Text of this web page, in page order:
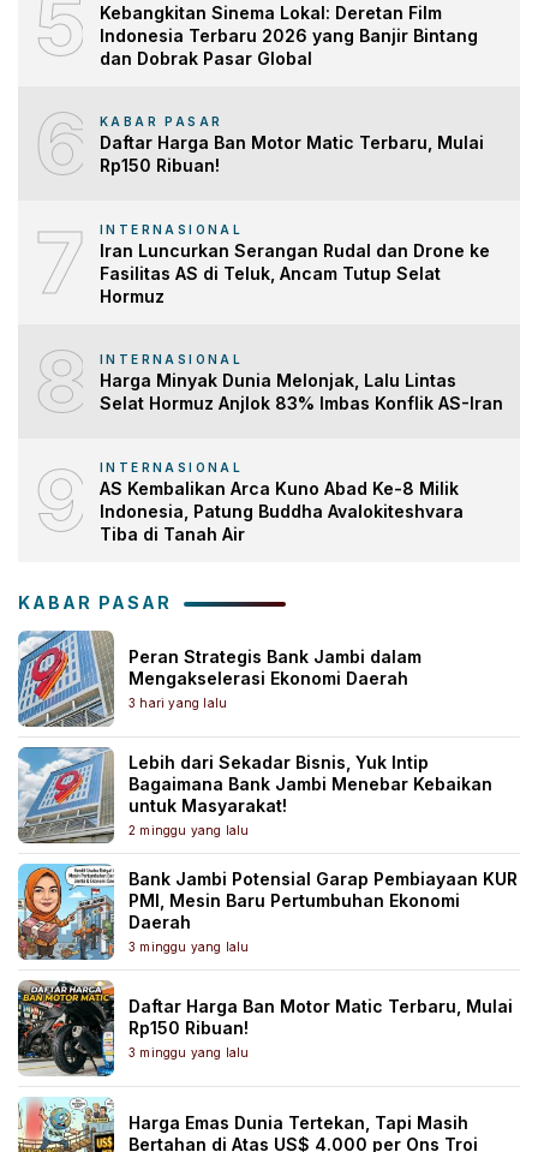
5
Kebangkitan Sinema Lokal: Deretan Film
Indonesia Terbaru 2026 yang Banjir Bintang
dan Dobrak Pasar Global
6 KABAR PASAR
Daftar Harga Ban Motor Matic Terbaru, Mulai
Rp150 Ribuan!
7 INTERNASIONAL
Iran Luncurkan Serangan Rudal dan Drone ke
Fasilitas AS di Teluk, Ancam Tutup Selat
Hormuz
8 INTERNASIONAL
Harga Minyak Dunia Melonjak, Lalu Lintas
Selat Hormuz Anjlok 83% Imbas Konflik AS-Iran
9 INTERNASIONAL
AS Kembalikan Arca Kuno Abad Ke-8 Milik
Indonesia, Patung Buddha Avalokiteshvara
Tiba di Tanah Air
KABAR PASAR
Peran Strategis Bank Jambi dalam
Mengakselerasi Ekonomi Daerah
3 hari yang lalu
Lebih dari Sekadar Bisnis, Yuk Intip
Bagaimana Bank Jambi Menebar Kebaikan
untuk Masyarakat!
2 minggu yang lalu
Bank Jambi Potensial Garap Pembiayaan KUR
PMI, Mesin Baru Pertumbuhan Ekonomi
Daerah
3 minggu yang lalu
Daftar Harga Ban Motor Matic Terbaru, Mulai
Rp150 Ribuan!
3 minggu yang lalu
Harga Emas Dunia Tertekan, Tapi Masih
Bertahan di Atas US$ 4.000 per Ons Troi